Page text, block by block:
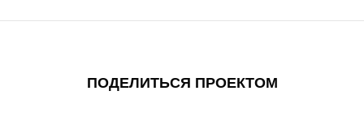
ПОДЕЛИТЬСЯ ПРОЕКТОМ